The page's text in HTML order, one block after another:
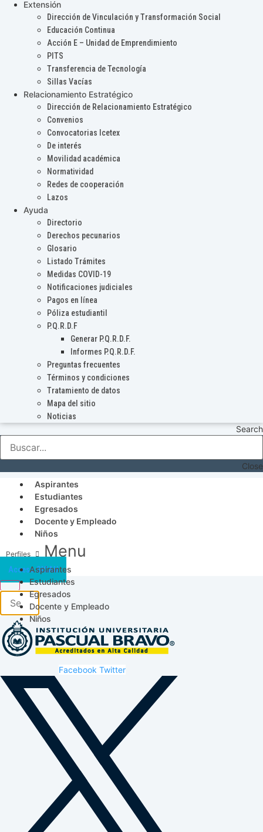
Extensión
Dirección de Vinculación y Transformación Social
Educación Continua
Acción E – Unidad de Emprendimiento
PITS
Transferencia de Tecnología
Sillas Vacías
Relacionamiento Estratégico
Dirección de Relacionamiento Estratégico
Convenios
Convocatorias Icetex
De interés
Movilidad académica
Normatividad
Redes de cooperación
Lazos
Ayuda
Directorio
Derechos pecunarios
Glosario
Listado Trámites
Medidas COVID-19
Notificaciones judiciales
Pagos en línea
Póliza estudiantil
P.Q.R.D.F
Generar P.Q.R.D.F.
Informes P.Q.R.D.F.
Preguntas frecuentes
Términos y condiciones
Tratamiento de datos
Mapa del sitio
Noticias
Search
Close
Aspirantes
Estudiantes
Egresados
Docente y Empleado
Niños
Menu
Aspirantes
Estudiantes
Egresados
Docente y Empleado
Niños
Acceso SICAU
Facebook Twitter